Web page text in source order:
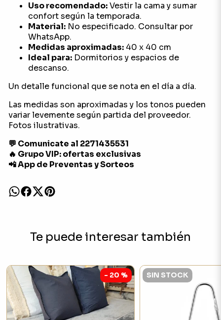
Uso recomendado:Vestir la cama y sumar
confort según la temporada.
Material:No especificado. Consultar por
WhatsApp.
Medidas aproximadas:40 x 40 cm
Ideal para:Dormitorios y espacios de
descanso.
Un detalle funcional que se nota en el día a día.
Las medidas son aproximadas y los tonos pueden
variar levemente según partida del proveedor.
Fotos ilustrativas.
💬 Comunicate al 2271435531
🔥 Grupo VIP: ofertas exclusivas
📲 App de Preventas y Sorteos
Te puede interesar también
- 20 % SIN STOCK